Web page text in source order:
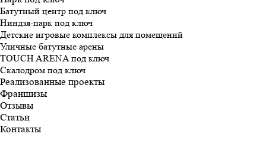
Батутный центр под ключ
Ниндзя-парк под ключ
Детские игровые комплексы для помещений
Уличные батутные арены
TOUCH ARENA под ключ
Скалодром под ключ
Реализованные проекты
Франшизы
Отзывы
Статьи
Контакты